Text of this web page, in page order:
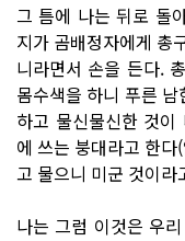
그 틈에 나는 뒤로 돌
지가 곰배정자에게 총
니라면서 손을 든다.
몸수색을 하니 푸른
하고 물신물신한 것
에 쓰는 붕대라고 한
고 물으니 미군 것이라
나는 그럼 이것은 우